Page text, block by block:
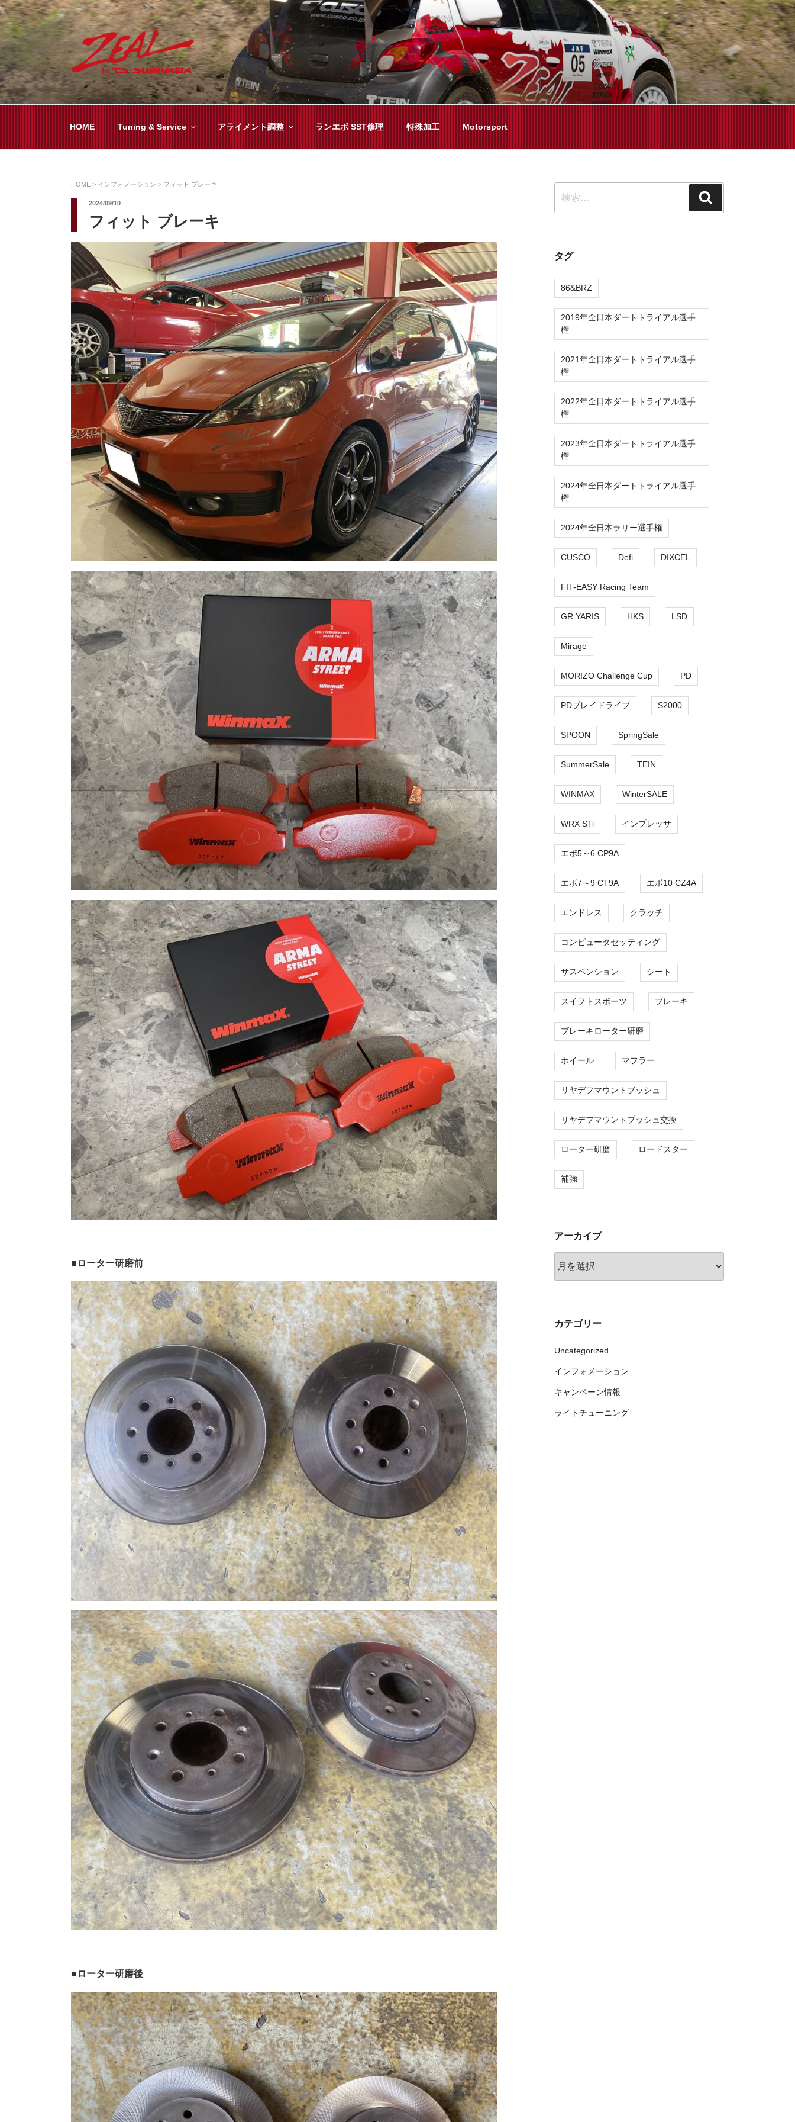
コ
ン
テ
ン
ツ
へ
ス
ZEAL BY TS-SUMIYAMA
オイル交換や車検といった日常メンテから各種チューニングまで、車に関することならジャンルフリーでお任せください!
HOME Tuning & Service アライメント調整 ランエボ SST修理 特殊加工 Motorsport
HOME > インフォメーション > フィット ブレーキ
2024/09/10
フィット ブレーキ
■ローター研磨前
■ローター研磨後
索:
索
タグ
86&BRZ
2019年全日本ダートトライアル選手
権
2021年全日本ダートトライアル選手
権
2022年全日本ダートトライアル選手
権
2023年全日本ダートトライアル選手
権
2024年全日本ダートトライアル選手
権
2024年全日本ラリー選手権
CUSCO Defi DIXCEL
FIT-EASY Racing Team
GR YARIS HKS LSD
Mirage
MORIZO Challenge Cup PD
PDプレイドライブ S2000
SPOON SpringSale
SummerSale TEIN
WINMAX WinterSALE
WRX STi インプレッサ
エボ5～6 CP9A
エボ7～9 CT9A エボ10 CZ4A
エンドレス クラッチ
コンピュータセッティング
サスペンション シート
スイフトスポーツ ブレーキ
ブレーキローター研磨
ホイール マフラー
リヤデフマウントブッシュ
リヤデフマウントブッシュ交換
ローター研磨 ロードスター
補強
アーカイブ
ー
カテゴリー
Uncategorized
インフォメーション
キャンペーン情報
ライトチューニング